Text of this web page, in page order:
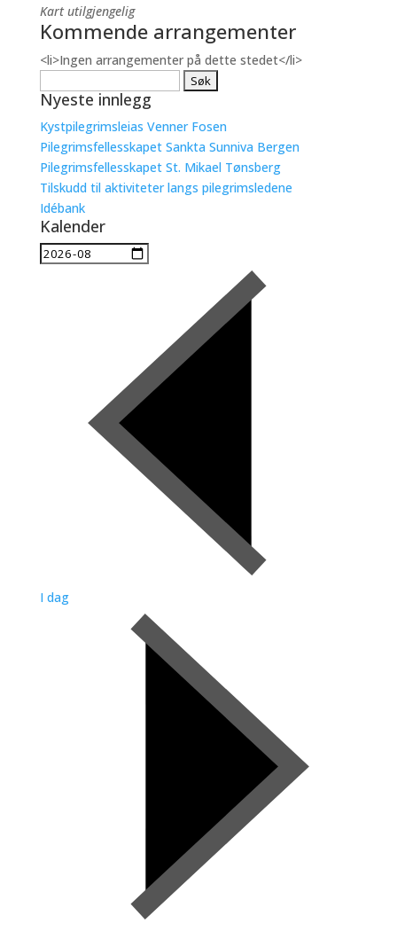
Kart utilgjengelig
Kommende arrangementer
<li>Ingen arrangementer på dette stedet</li>
etter:
Nyeste innlegg
Kystpilegrimsleias Venner Fosen
Pilegrimsfellesskapet Sankta Sunniva Bergen
Pilegrimsfellesskapet St. Mikael Tønsberg
Tilskudd til aktiviteter langs pilegrimsledene
Idébank
Kalender
I dag